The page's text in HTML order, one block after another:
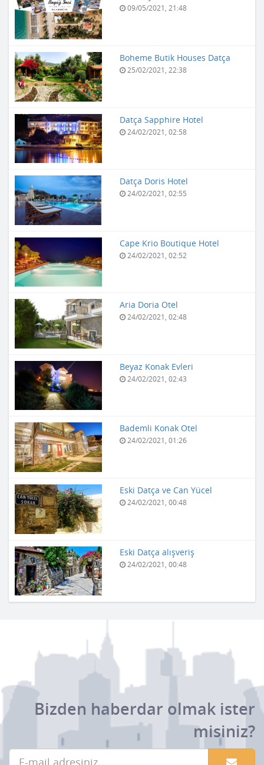
09/05/2021, 21:48
Boheme Butik Houses Datça
25/02/2021, 22:38
Datça Sapphire Hotel
24/02/2021, 02:58
Datça Doris Hotel
24/02/2021, 02:55
Cape Krio Boutique Hotel
24/02/2021, 02:52
Aria Doria Otel
24/02/2021, 02:48
Beyaz Konak Evleri
24/02/2021, 02:43
Bademli Konak Otel
24/02/2021, 01:26
Eski Datça ve Can Yücel
24/02/2021, 00:48
Eski Datça alışveriş
24/02/2021, 00:48
Bizden haberdar olmak ister
misiniz?